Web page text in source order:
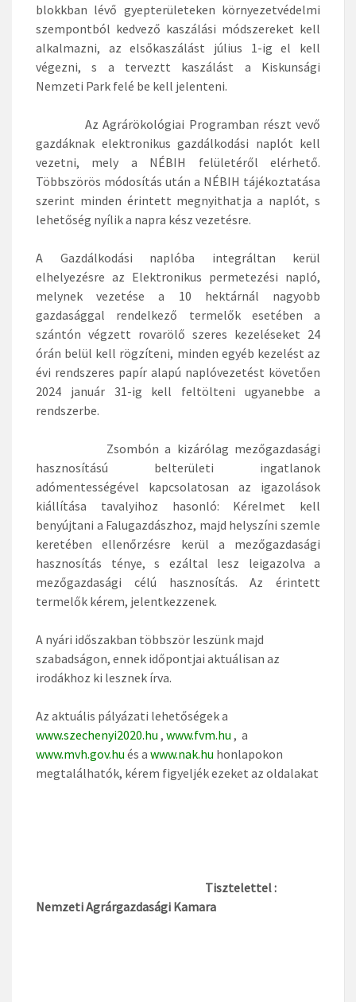
blokkban lévő gyepterületeken környezetvédelmi
szempontból kedvező kaszálási módszereket kell
alkalmazni, az elsőkaszálást július 1-ig el kell
végezni, s a terveztt kaszálást a Kiskunsági
Nemzeti Park felé be kell jelenteni.
Az Agrárökológiai Programban részt vevő
gazdáknak elektronikus gazdálkodási naplót kell
vezetni, mely a NÉBIH felületéről elérhető.
Többszörös módosítás után a NÉBIH tájékoztatása
szerint minden érintett megnyithatja a naplót, s
lehetőség nyílik a napra kész vezetésre.
A Gazdálkodási naplóba integráltan kerül
elhelyezésre az Elektronikus permetezési napló,
melynek vezetése a 10 hektárnál nagyobb
gazdasággal rendelkező termelők esetében a
szántón végzett rovarölő szeres kezeléseket 24
órán belül kell rögzíteni, minden egyéb kezelést az
évi rendszeres papír alapú naplóvezetést követően
2024 január 31-ig kell feltölteni ugyanebbe a
rendszerbe.
Zsombón a kizárólag mezőgazdasági
hasznosítású belterületi ingatlanok
adómentességével kapcsolatosan az igazolások
kiállítása tavalyihoz hasonló: Kérelmet kell
benyújtani a Falugazdászhoz, majd helyszíni szemle
keretében ellenőrzésre kerül a mezőgazdasági
hasznosítás ténye, s ezáltal lesz leigazolva a
mezőgazdasági célú hasznosítás. Az érintett
termelők kérem, jelentkezzenek.
A nyári időszakban többször leszünk majd
szabadságon, ennek időpontjai aktuálisan az
irodákhoz ki lesznek írva.
Az aktuális pályázati lehetőségek a
www.szechenyi2020.hu , www.fvm.hu , a
www.mvh.gov.hu és a www.nak.hu honlapokon
megtalálhatók, kérem figyeljék ezeket az oldalakat
Tisztelettel :
Nemzeti Agrárgazdasági Kamara